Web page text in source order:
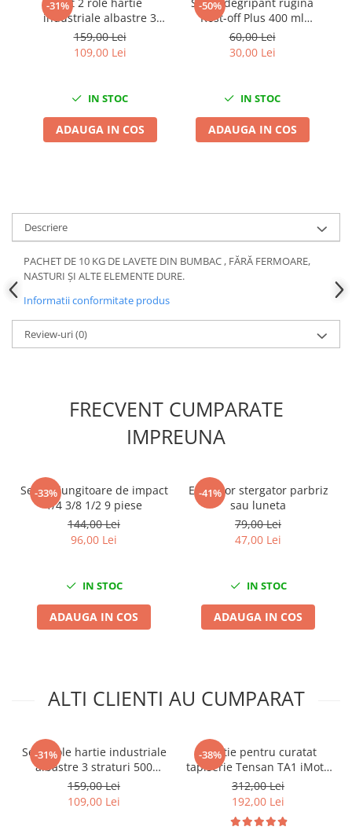
Chei Dinamometrice
Ciocane Dalti si Dornuri
Scule Electrice
Aeroterme si Incalzitoare
Aparate de spalat cu presiune
Masini de polishat
Pistoale aer cald
Pistoale de lipit
Pistoale electrice de impact
Polizoare unghiulare
Rindele
Slefuitoare electrice
Citroen
Dacia
Lancia
Land Rover
Peugeot
Renault
-31%
industriale albastre 3
straturi 500
portii,170M/rola 34x22cm
Mega Blue
159,00 Lei
109,00 Lei
IN STOC
ADAUGA IN COS
-50%
Rost-off Plus 400 ml
Wurth
60,00 Lei
30,00 Lei
IN STOC
ADAUGA IN COS
Descriere
PACHET DE 10 KG DE LAVETE DIN BUMBAC , FĂRĂ FERMOARE,
NASTURI ȘI ALTE ELEMENTE DURE.
Informatii conformitate produs
Review-uri(0)
FRECVENT CUMPARATE
IMPREUNA
-33%
Set prelungitoare de impact
1/4 3/8 1/2 9 piese
144,00 Lei
96,00 Lei
IN STOC
ADAUGA IN COS
-41%
Extractor stergator parbriz
sau luneta
79,00 Lei
47,00 Lei
IN STOC
ADAUGA IN COS
ALTI CLIENTI AU CUMPARAT
-31%
Set 2 role hartie industriale
albastre 3 straturi 500
portii,170M/rola 34x22cm
Mega Blue
159,00 Lei
109,00 Lei
-38%
Solutie pentru curatat
tapiserie Tensan TA1 iMoto
5kg
312,00 Lei
192,00 Lei